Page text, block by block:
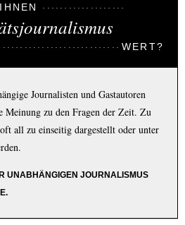
WERT?
Journalisten und Gastautoren
zu den Fragen der Zeit. Zu
all zu einseitig dargestellt oder unter
UNABHÄNGIGEN JOURNALISMUS